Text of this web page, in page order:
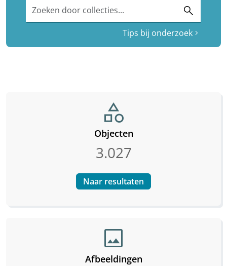
search
Tips bij onderzoek chevron_right
category
Objecten
3.027
Naar resultaten
image
Afbeeldingen